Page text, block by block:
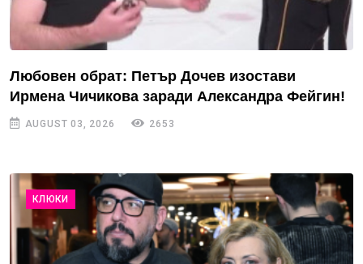
Любовен обрат: Петър Дочев изостави
Ирмена Чичикова заради Александра Фейгин!
AUGUST 03, 2026 2653
КЛЮКИ